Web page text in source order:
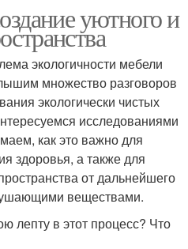
уютного и
экологичности мебели
множество разговоров
экологически чистых
исследованиями
как это важно для
здоровья, а также для
от дальнейшего
веществами.
лепту в этот процесс? Что